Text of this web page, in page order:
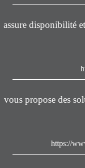
assure disponibilité
vous propose des
https://